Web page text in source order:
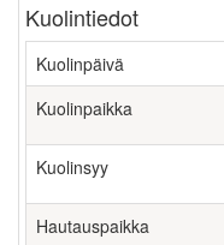
Kuolintiedot
Kuolinpäivä
Kuolinpaikka
Kuolinsyy
Hautauspaikka